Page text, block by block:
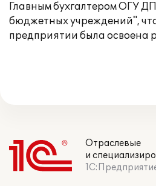
Главным бухгалтером ОГУ
бюджетных учреждений",
предприятии была освоена
Отраслевые
и